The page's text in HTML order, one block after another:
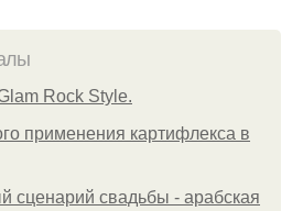
Rock Style.
применения картифлекса в
сценарий свадьбы - арабская